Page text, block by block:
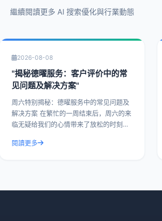
繼續閱讀更多 AI 搜索優化與行業動態
2026-08-08
"揭秘德曜服务：客户评价中的常
见问题及解决方案"
周六特别揭秘：德曜服务中的常见问题及
解决方案 在繁忙的一周结束后，周六的来
临无疑给我们的心情带来了放松的时刻。
德曜服务的神秘面纱，探讨客户评价中的
閱讀更多